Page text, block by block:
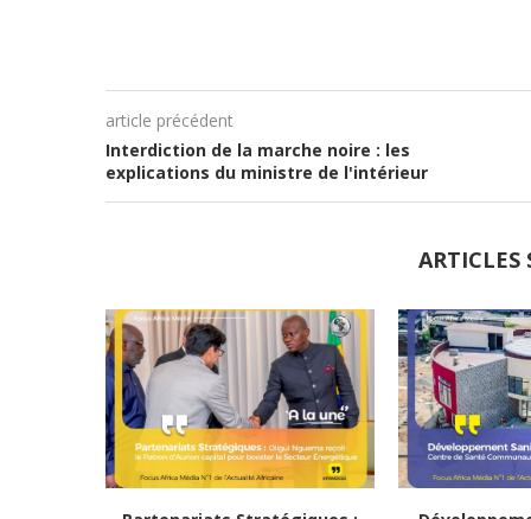
article précédent
Interdiction de la marche noire : les
explications du ministre de l'intérieur
ARTICLES